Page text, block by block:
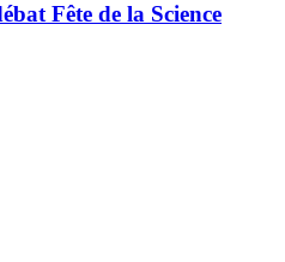
Fête de la Science